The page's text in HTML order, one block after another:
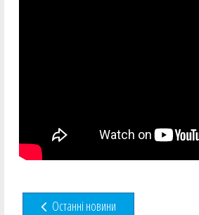
Останні новини